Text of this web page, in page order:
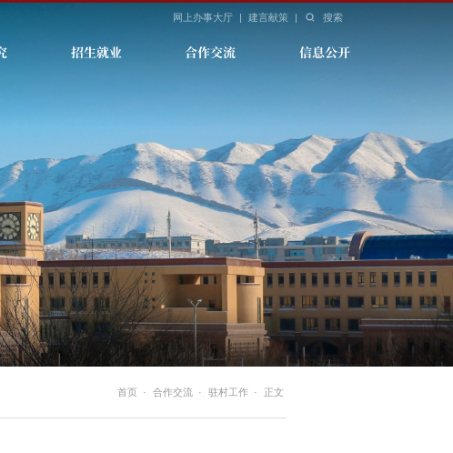
网上办事大厅 | 建言献策 | 搜索
招生就业 合作交流 信息公开
首页 · 合作交流 · 驻村工作 · 正文